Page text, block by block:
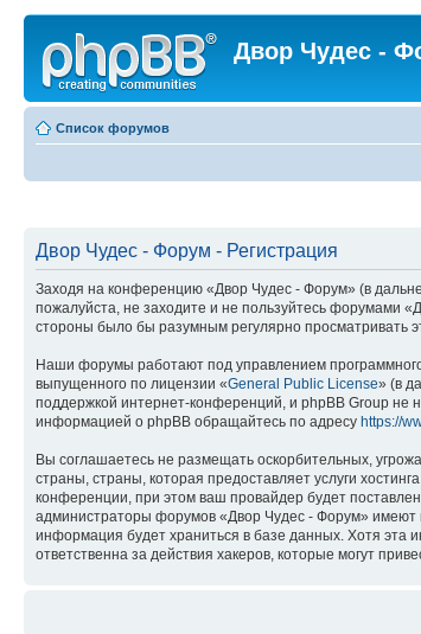
Двор Чудес -
Список форумов
Двор Чудес - Форум - Регистрация
Заходя на конференцию «Двор Чудес - Форум» (в
пожалуйста, не заходите и не пользуйтесь форумами
стороны было бы разумным регулярно просматривать
Наши форумы работают под управлением
выпущенного по лицензии «General Public License» (в
поддержкой интернет-конференций, и phpBB Group не
информацией о phpBB обращайтесь по адресу https://
Вы соглашаетесь не размещать оскорбительных,
страны, страны, которая предоставляет услуги
конференции, при этом ваш провайдер будет
администраторы форумов «Двор Чудес - Форум» имеют
информация будет храниться в базе данных. Хотя
ответственна за действия хакеров, которые могут